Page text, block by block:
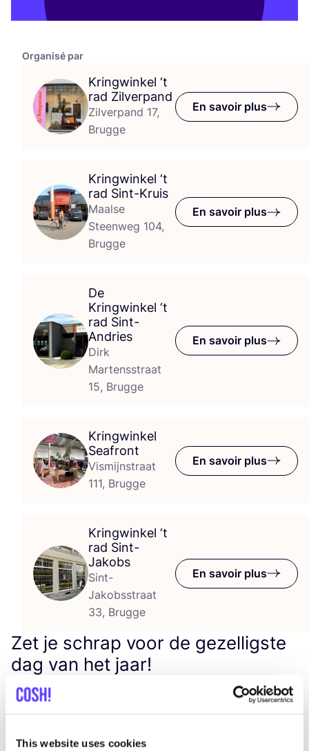
This website uses cookies
Organisé par
Kringwinkel ‘t
rad Zilverpand
Zilverpand 17,
Brugge
En savoir plus
Kringwinkel ‘t
rad Sint-Kruis
Maalse
Steenweg 104,
Brugge
En savoir plus
De
Kringwinkel ‘t
rad Sint-
Andries
Dirk
Martensstraat
15, Brugge
En savoir plus
Kringwinkel
Seafront
Vismijnstraat
111, Brugge
En savoir plus
Kringwinkel ‘t
rad Sint-
Jakobs
Sint-
Jakobsstraat
33, Brugge
En savoir plus
Zet je schrap voor de gezelligste
dag van het jaar!
Eén dag per jaar laten de Kring­win­kels het écht
knal­len: de Dag van de Kring­win­kel. Op zater­dag18